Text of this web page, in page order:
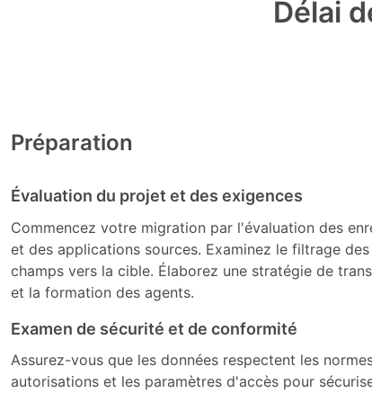
Délai
Préparation
Évaluation du projet et des exigences
Commencez votre migration par l'évaluation des
et des applications sources. Examinez le filtrage
champs vers la cible. Élaborez une stratégie de
et la formation des agents.
Examen de sécurité et de conformité
Assurez-vous que les données respectent les
autorisations et les paramètres d'accès pour